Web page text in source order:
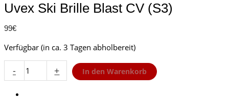
Uvex Ski Brille Blast CV (S3)
99€
Verfügbar (in ca. 3 Tagen abholbereit)
-
Ski
+ In den Warenkorb